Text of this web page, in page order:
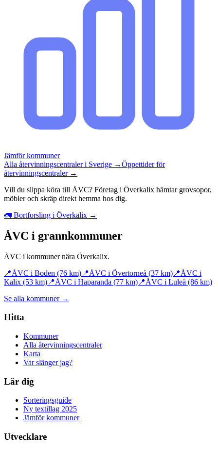
Jämför kommuner
Alla återvinningscentraler i Sverige →Öppettider för
återvinningscentraler →
Vill du slippa köra till ÅVC? Företag i Överkalix hämtar grovsopor,
möbler och skräp direkt hemma hos dig.
🚛 Bortforsling i Överkalix →
ÅVC i grannkommuner
ÅVC i kommuner nära Överkalix.
📍ÅVC i Boden (76 km) 📍ÅVC i Övertorneå (37 km) 📍ÅVC i
Kalix (53 km) 📍ÅVC i Haparanda (77 km) 📍ÅVC i Luleå (86 km)
Se alla kommuner →
Hitta
Kommuner
Alla återvinningscentraler
Karta
Var slänger jag?
Lär dig
Sorteringsguide
Ny textillag 2025
Jämför kommuner
Utvecklare